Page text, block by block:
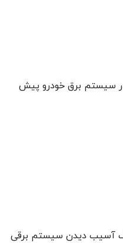
در سیستم برق خودرو پیش
آسیب دیدن سیستم برقی